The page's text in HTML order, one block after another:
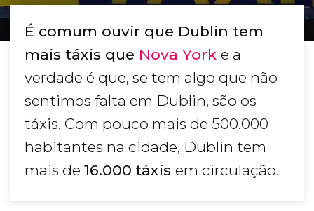
É comum ouvir que Dublin tem
mais táxis que Nova York e a
verdade é que, se tem algo que não
sentimos falta em Dublin, são os
táxis. Com pouco mais de 500.000
habitantes na cidade, Dublin tem
mais de 16.000 táxis em circulação.